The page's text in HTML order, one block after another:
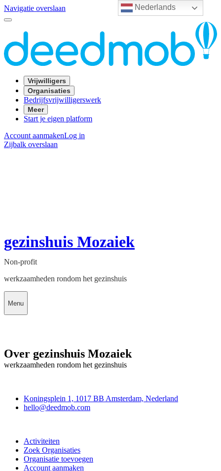
Nederlands
Navigatie overslaan
Vrijwilligers
Organisaties
Bedrijfsvrijwilligerswerk
Meer
Start je eigen platform
Account aanmakenLog in
Zijbalk overslaan
gezinshuis Mozaiek
Non-profit
werkzaamheden rondom het gezinshuis
Menu
Over gezinshuis Mozaiek
werkzaamheden rondom het gezinshuis
Koningsplein 1, 1017 BB Amsterdam, Nederland
hello@deedmob.com
Activiteiten
Zoek Organisaties
Organisatie toevoegen
Account aanmaken